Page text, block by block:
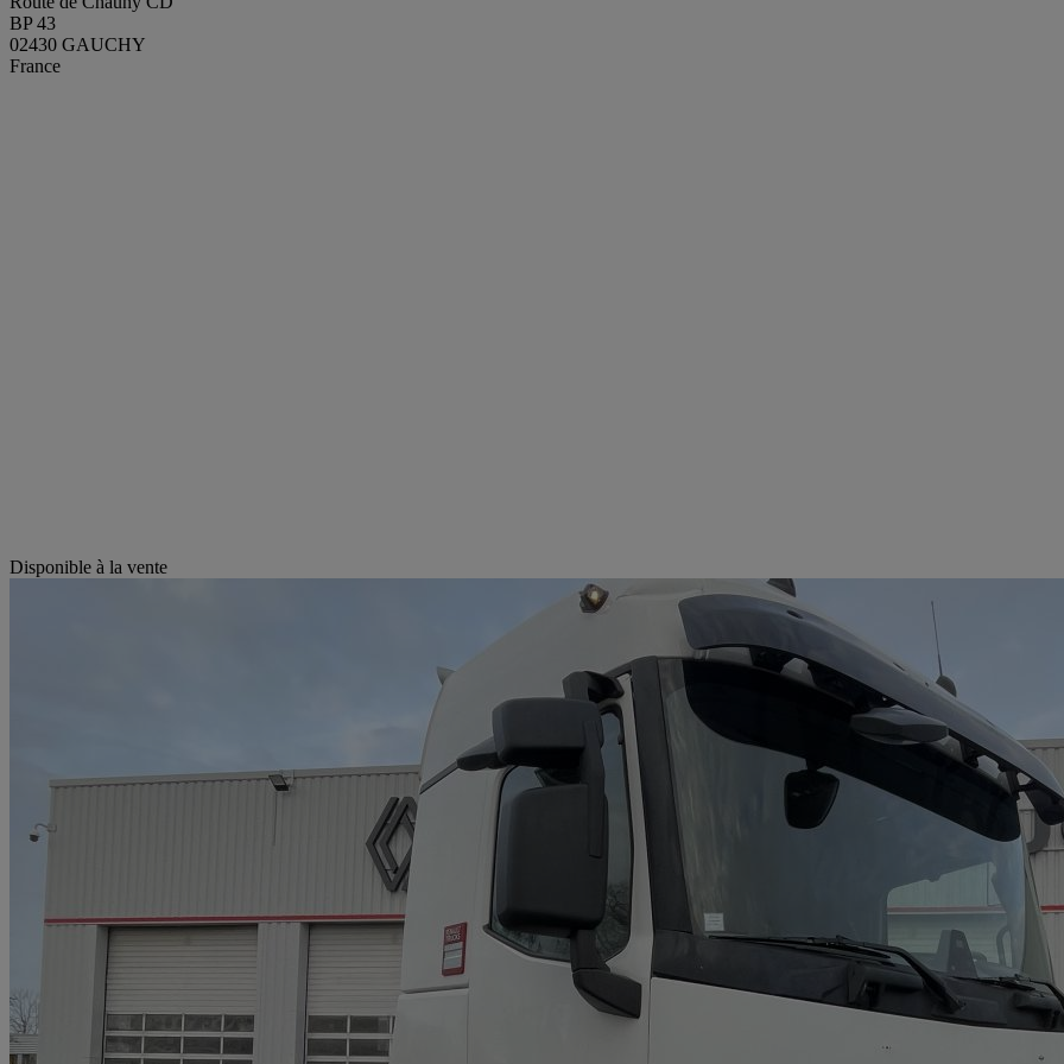
BP 43
02430 GAUCHY
France
Disponible à la vente